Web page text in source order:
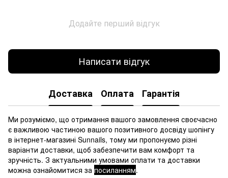
Додайте перший відгук
Написати відгук
Доставка Оплата Гарантія
Ми розуміємо, що отримання вашого замовлення своєчасно
є важливою частиною вашого позитивного досвіду шопінгу
в інтернет-магазині Sunnails, тому ми пропонуємо різні
варіанти доставки, щоб забезпечити вам комфорт та
зручність. З актуальними умовами оплати та доставки
можна ознайомитися за посиланням.